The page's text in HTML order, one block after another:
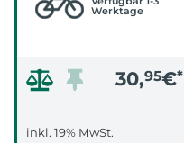
Werktage
30,95€*
inkl. 19% MwSt.